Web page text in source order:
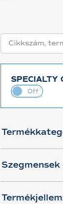
SPECIALTY
Szegmensek